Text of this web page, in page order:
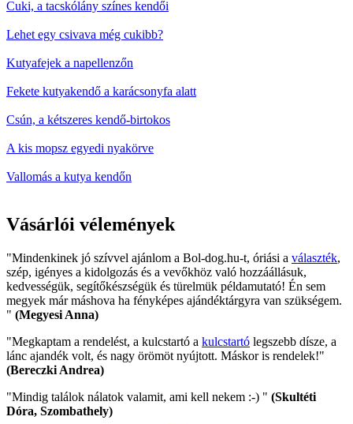
Cuki, a tacskólány színes kendői
Lehet egy csivava még cukibb?
Kutyafejek a napellenzőn
Fekete kutyakendő a karácsonyfa alatt
Csún, a kétszeres kendő-birtokos
A kis mopsz egyedi nyakörve
Vallomás a kutya kendőn
Vásárlói vélemények
"Mindenkinek jó szívvel ajánlom a Bol-dog.hu-t, óriási a választék,
szép, igényes a kidolgozás és a vevőkhöz való hozzáállásuk,
kedvességük, segítőkészségük és türelmük példamutató! Én sem
megyek már máshova ha fényképes ajándéktárgyra van szükségem.
" (Megyesi Anna)
"Megkaptam a rendelést, a kulcstartó a kulcstartó legszebb dísze, a
lánc ajandék volt, és nagy örömöt nyújtott. Máskor is rendelek!"
(Bereczki Andrea)
"Mindig találok nálatok valamit, ami kell nekem :-) " (Skultéti
Dóra, Szombathely)